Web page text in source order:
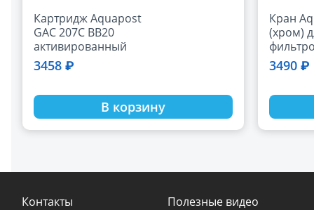
Картридж Aquapost
GAC 207С BB20
активированный
уголь
3458 ₽
В корзину
Кран
(хром)
3490 ₽
Контакты
Полезные видео